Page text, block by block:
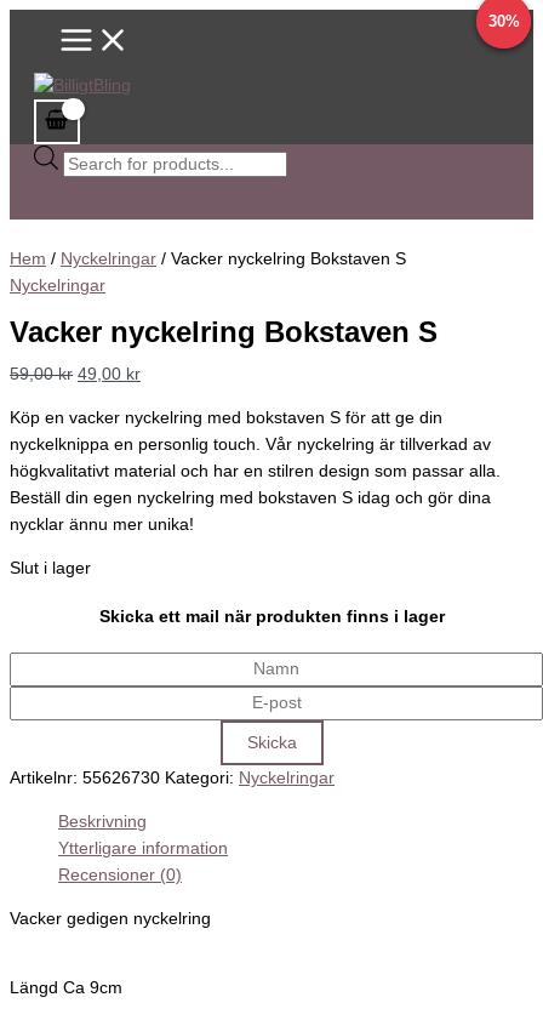
HoppaMain
Sök
efter
Hem / Nyckelringar / Vacker nyckelring Bokstaven S
Nyckelringar
Vacker nyckelring Bokstaven S
59,00kr
Det
ursprungliga
var:
59,00 kr.
49,00 kr
Det
Köp en vacker nyckelring med bokstaven S för att ge din
nyckelknippa en personlig touch. Vår nyckelring är tillverkad av
högkvalitativt material och har en stilren design som passar alla.
Beställ din egen nyckelring med bokstaven S idag och gör dina
nycklar ännu mer unika!
Slut i lager
Skicka ett mail när produkten finns i lager
Artikelnr: 55626730 Kategori: Nyckelringar
Beskrivning
Ytterligare information
Recensioner (0)
Vacker gedigen nyckelring
Längd Ca 9cm
58%
Det
var:
DetPrisintervall:
Den
varianter.
alternativen
kan
produktsidan
17%
Det
var:
Det
30%
Det
var:
Det